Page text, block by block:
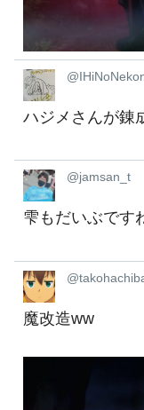
ハジメさんが錬
@jamsan_t
雫もだいぶです
魔改造ww